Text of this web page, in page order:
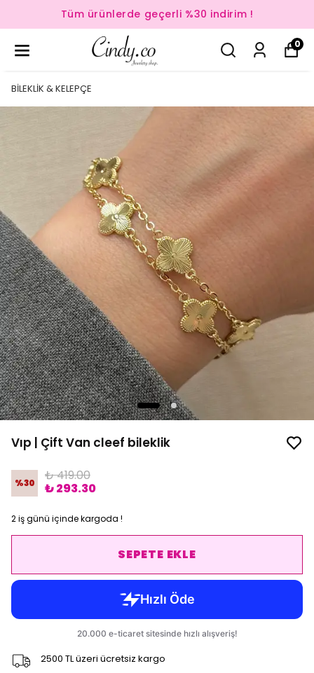
Tüm ürünlerde geçerli %30 indirim !
0
BİLEKLİK & KELEPÇE
Vıp | Çift Van cleef bileklik
%30
₺ 419.00
₺ 293.30
2 iş günü içinde kargoda !
SEPETE EKLE
2500 TL üzeri ücretsiz kargo